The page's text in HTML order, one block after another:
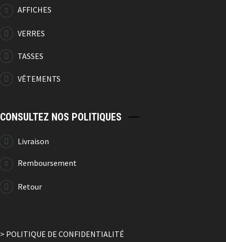
AFFICHES
VERRES
TASSES
VÊTEMENTS
CONSULTEZ NOS POLITIQUES
Livraison
Remboursement
Retour
> POLITIQUE DE CONFIDENTIALITÉ